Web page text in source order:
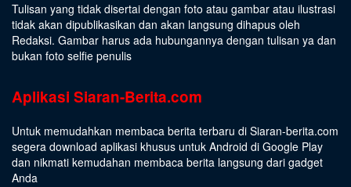
Tulisan yang tidak disertai dengan foto atau gambar atau ilustrasi
tidak akan dipublikasikan dan akan langsung dihapus oleh
Redaksi. Gambar harus ada hubungannya dengan tulisan ya dan
bukan foto selfie penulis
Aplikasi Siaran-Berita.com
Untuk memudahkan membaca berita terbaru di Siaran-berita.com
segera download aplikasi khusus untuk Android di Google Play
dan nikmati kemudahan membaca berita langsung dari gadget
Anda